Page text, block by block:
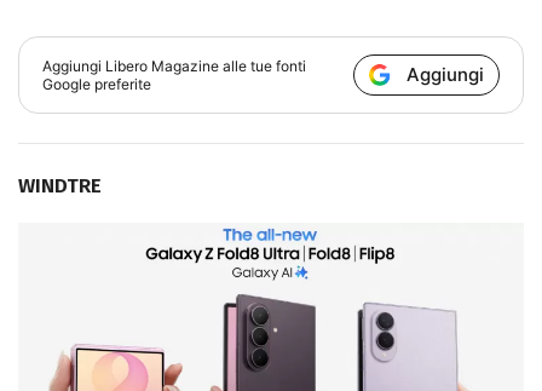
Aggiungi Libero Magazine alle tue fonti
Google preferite
Aggiungi
WINDTRE